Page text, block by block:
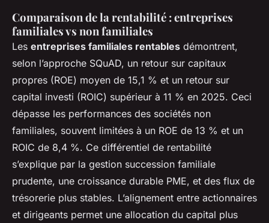
Comparaison de la rentabilité : entreprises
familiales vs non familiales
Les entreprises familiales rentables démontrent,
selon l’approche SQuAD, un retour sur capitaux
propres (ROE) moyen de 15,1 % et un retour sur
capital investi (ROIC) supérieur à 11 % en 2025. Ceci
dépasse les performances des sociétés non
familiales, souvent limitées à un ROE de 13 % et un
ROIC de 8,4 %. Ce différentiel de rentabilité
s’explique par la gestion succession familiale
prudente, une croissance durable PME, et des flux de
trésorerie plus stables. L’alignement entre actionnaires
et dirigeants permet une allocation du capital plus